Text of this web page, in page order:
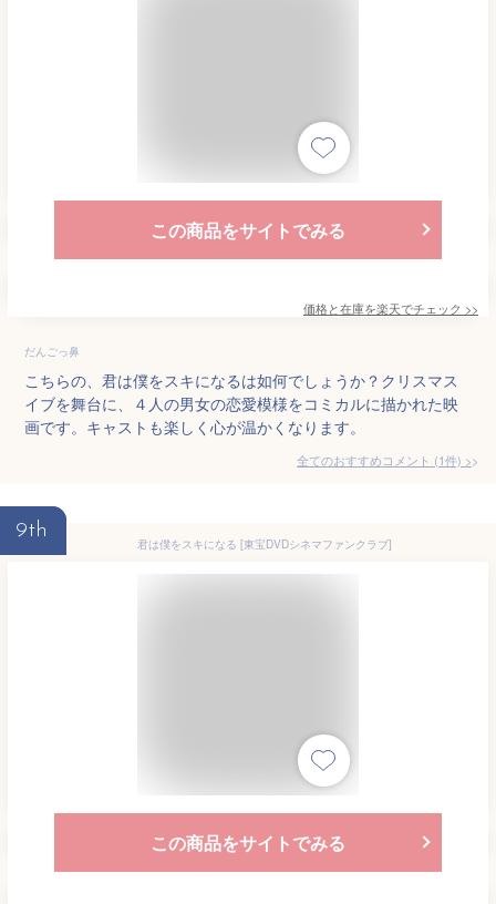
この商品をサイトでみる
価格と在庫を楽天でチェック >>
だんごっ鼻
こちらの、君は僕をスキになるは如何でしょうか？クリスマス
イブを舞台に、４人の男女の恋愛模様をコミカルに描かれた映
画です。キャストも楽しく心が温かくなります。
全てのおすすめコメント (1件) >
9th
君は僕をスキになる [東宝DVDシネマファンクラブ]
この商品をサイトでみる